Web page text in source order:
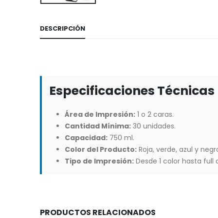
DESCRIPCIÓN
Especificaciones Técnicas
Área de Impresión: 1 o 2 caras.
Cantidad Mínima: 30 unidades.
Capacidad: 750 ml.
Color del Producto: Roja, verde, azul y
Tipo de Impresión: Desde 1 color hasta full
PRODUCTOS RELACIONADOS